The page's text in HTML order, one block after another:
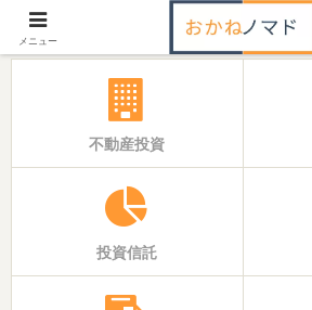
「いえ」と「おかね」の基本
不動産投資
投資信託
メニュー